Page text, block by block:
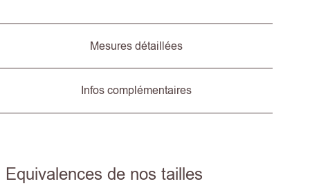
Mesures détaillées
Infos complémentaires
Equivalences de nos tailles